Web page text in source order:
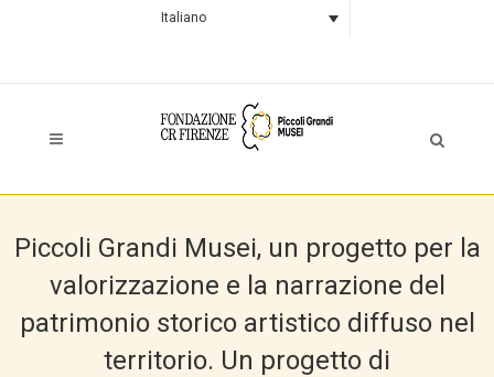
Italiano
Piccoli Grandi Musei, un progetto per la
valorizzazione e la narrazione del
patrimonio storico artistico diffuso nel
territorio. Un progetto di